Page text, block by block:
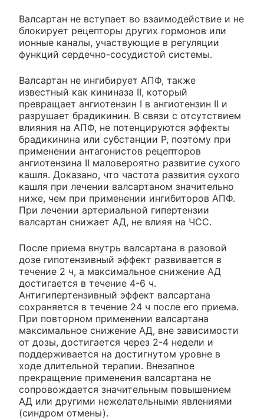
Валсартан не вступает во взаимодействие и не
блокирует рецепторы других гормонов или
ионные каналы, участвующие в регуляции
функций сердечно-сосудистой системы.
Валсартан не ингибирует АПФ, также
известный как кининаза II, который
превращает ангиотензин I в ангиотензин II и
разрушает брадикинин. В связи с отсутствием
влияния на АПФ, не потенцируются эффекты
брадикинина или субстанции Р, поэтому при
применении антагонистов рецепторов
ангиотензина II маловероятно развитие сухого
кашля. Доказано, что частота развития сухого
кашля при лечении валсартаном значительно
ниже, чем при применении ингибиторов АПФ.
При лечении артериальной гипертензии
валсартан снижает АД, не влияя на ЧСС.
После приема внутрь валсартана в разовой
дозе гипотензивный эффект развивается в
течение 2 ч, а максимальное снижение АД
достигается в течение 4-6 ч.
Антигипертензивный эффект валсартана
сохраняется в течение 24 ч после его приема.
При повторном применении валсартана
максимальное снижение АД, вне зависимости
от дозы, достигается через 2-4 недели и
поддерживается на достигнутом уровне в
ходе длительной терапии. Внезапное
прекращение применения валсартана не
сопровождается значительным повышением
АД или другими нежелательными явлениями
(синдром отмены).